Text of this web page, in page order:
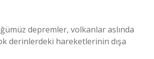
depremler, volkanlar aslında
derinlerdeki hareketlerinin dışa